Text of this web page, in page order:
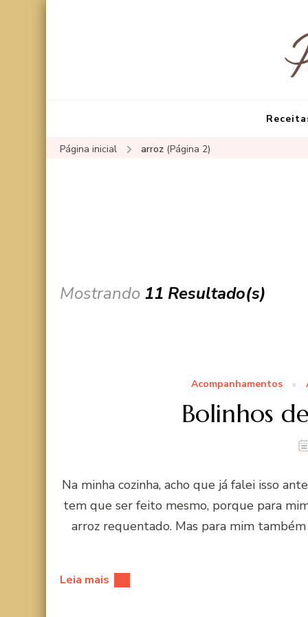
Página inicial arroz (Página 2)
Mostrando 11 Resultado(s)
Acompanhamentos
Bolinhos
Na minha cozinha, acho que já falei isso
tem que ser feito mesmo, porque para
arroz requentado. Mas para mim
Leia mais